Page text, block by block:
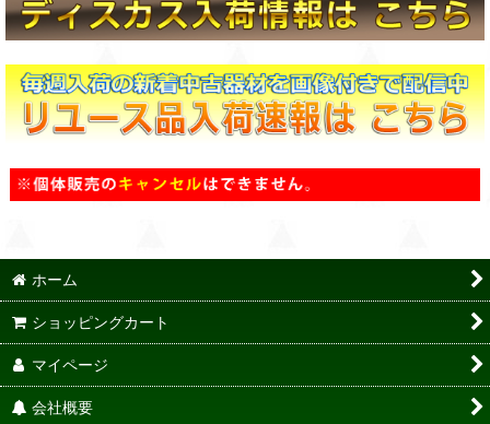
ホーム
ショッピングカート
マイページ
会社概要